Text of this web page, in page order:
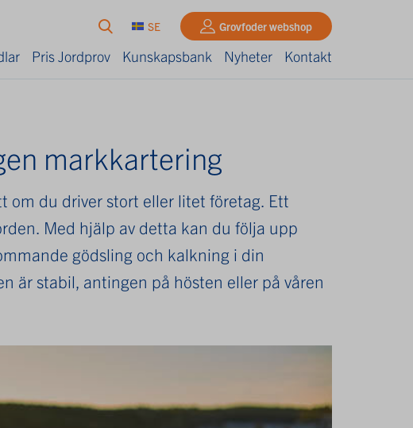
SE Grovfoder webshop
Pris Jordprov Kunskapsbank Nyheter Kontakt
markkartering
om du driver stort eller litet företag. Ett
Med hjälp av detta kan du följa upp
gödsling och kalkning i din
är stabil, antingen på hösten eller på våren